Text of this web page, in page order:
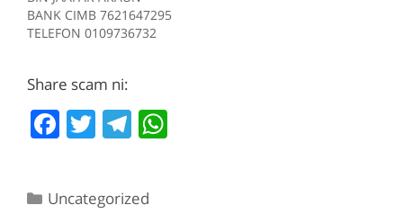
BANK CIMB 7621647295
TELEFON 0109736732
deskripsi Sumber
Share scam ni:
F T T
Categories
Uncategorized